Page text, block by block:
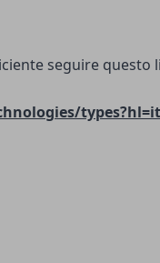
seguire questo
types?hl=it